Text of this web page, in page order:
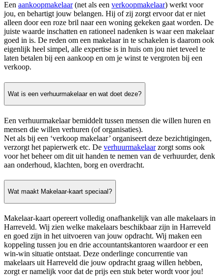
Een aankoopmakelaar(net als een verkoopmakelaar) werkt voor
jou, en behartigt jouw belangen. Hij of zij zorgt ervoor dat er niet
alleen door een roze bril naar een woning gekeken gaat worden. De
juiste waarde inschatten en rationeel nadenken is waar een makelaar
goed in is. De reden om een makelaar in te schakelen is daarom ook
eigenlijk heel simpel, alle expertise is in huis om jou niet teveel te
laten betalen bij een aankoop en om je winst te vergroten bij een
verkoop.
Wat is een verhuurmakelaar en wat doet deze?
Een verhuurmakelaar bemiddelt tussen mensen die willen huren en
mensen die willen verhuren (of organisaties).
Net als bij een ‘verkoop makelaar’ organiseert deze bezichtigingen,
verzorgt het papierwerk etc. De verhuurmakelaarzorgt soms ook
voor het beheer om dit uit handen te nemen van de verhuurder, denk
aan onderhoud, klachten, borg en overdracht.
Wat maakt Makelaar-kaart speciaal?
Makelaar-kaart opereert volledig onafhankelijk van alle makelaars in
Harreveld. Wij zien welke makelaars beschikbaar zijn in Harreveld
en goed zijn in het uitvoeren van jouw opdracht. Wij maken een
koppeling tussen jou en drie accountantskantoren waardoor er een
win-win situatie ontstaat. Deze onderlinge concurrentie van
makelaars uit Harreveld die jouw opdracht graag willen hebben,
zorgt er namelijk voor dat de prijs een stuk beter wordt voor jou!